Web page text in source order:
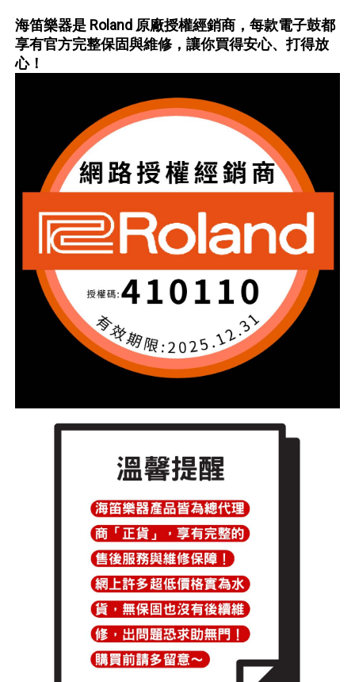
海笛樂器是 Roland 原廠授權經銷商，每款電子鼓都
享有官方完整保固與維修，讓你買得安心、打得放
心！